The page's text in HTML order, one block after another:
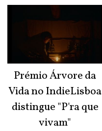
Prémio Árvore da
Vida no IndieLisboa
distingue "P'ra que
vivam"